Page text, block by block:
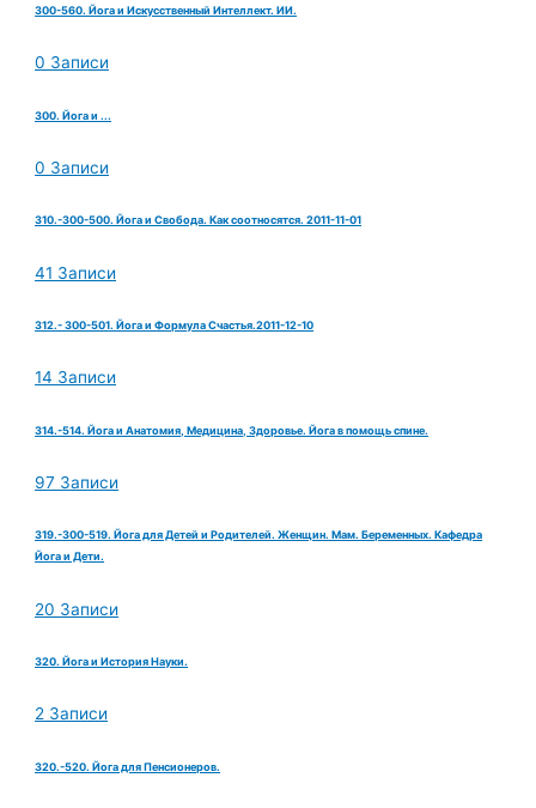
300-560. Йога и Искусственный Интеллект. ИИ.
0 Записи
300. Йога и ...
0 Записи
310.-300-500. Йога и Свобода. Как соотносятся. 2011-11-01
41 Записи
312.- 300-501. Йога и Формула Счастья.2011-12-10
14 Записи
314.-514. Йога и Анатомия, Медицина, Здоровье. Йога в помощь спине.
97 Записи
319.-300-519. Йога для Детей и Родителей. Женщин. Мам. Беременных. Кафедра
Йога и Дети.
20 Записи
320. Йога и История Науки.
2 Записи
320.-520. Йога для Пенсионеров.